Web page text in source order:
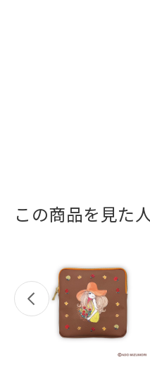
この商品を見た